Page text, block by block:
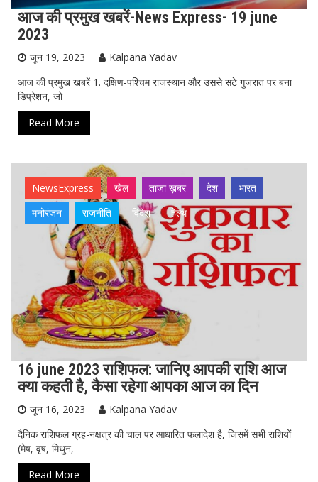
आज की प्रमुख खबरें-News Express- 19 june
2023
जून 19, 2023
Kalpana Yadav
आज की प्रमुख खबरें 1. दक्षिण-पश्चिम राजस्थान और उससे सटे गुजरात पर बना
डिप्रेशन, जो
Read More
NewsExpress खेल ताजा ख़बर देश
भारत
मनोरंजन
राजनीति विदेश हेल्थ
16 june 2023 राशिफल: जानिए आपकी राशि आज
क्या कहती है, कैसा रहेगा आपका आज का दिन
जून 16, 2023
Kalpana Yadav
दैनिक राशिफल ग्रह-नक्षत्र की चाल पर आधारित फलादेश है, जिसमें सभी राशियों
(मेष, वृष, मिथुन,
Read More